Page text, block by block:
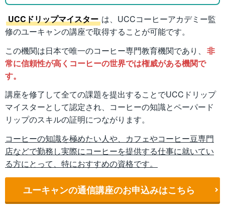
UCCドリップマイスター は、UCCコーヒーアカデミー監
修のユーキャンの講座で取得することが可能です。
この機関は日本で唯一のコーヒー専門教育機関であり、 非
常に信頼性が高くコーヒーの世界では権威がある機関で
す。
講座を修了して全ての課題を提出することでUCCドリップ
マイスターとして認定され、コーヒーの知識とペーパード
リップのスキルの証明につながります。
コーヒーの知識を極めたい人や、カフェやコーヒー豆専門
店などで勤務し実際にコーヒーを提供する仕事に就いてい
る方にとって、特におすすめの資格です。
ユーキャンの通信講座のお申込みはこちら